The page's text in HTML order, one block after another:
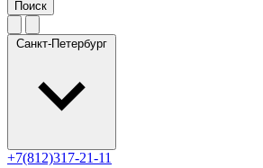
Санкт-Петербург
+7(812)317-21-11